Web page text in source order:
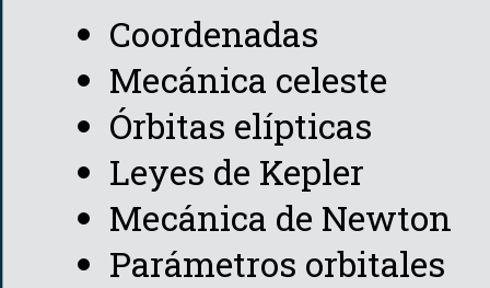
Coordenadas
Mecánica celeste
Órbitas elípticas
Leyes de Kepler
Mecánica de Newton
Parámetros orbitales